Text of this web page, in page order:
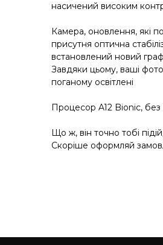
насичений високим
Камера, оновлення, які
присутня оптична
встановлений новий
Завдяки цьому, ваші фото
поганому освітлені
Процесор A12 Bionic, без
Що ж, він точно тобі
Скоріше оформляй